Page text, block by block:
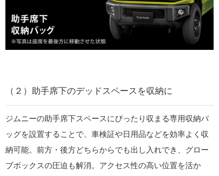
（２）助手席下のデッドスペースを収納に
ジムニーの助手席下スペースにぴったり収まる専用収納バ
ッグを設置することで、車検証や日用品などを効率よく収
納可能。前方・後方どちらからでも出し入れでき、グロー
ブボックスの圧迫も解消。アクセス性の高い位置を活か